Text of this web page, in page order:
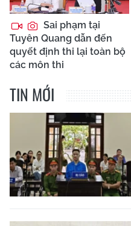
Sai phạm tại
Tuyên Quang dẫn đến
quyết định thi lại toàn bộ
các môn thi
TIN MỚI